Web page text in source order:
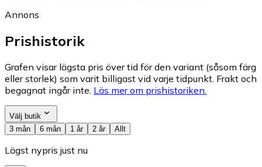
Annons
Prishistorik
Grafen visar lägsta pris över tid för den variant (såsom färg
eller storlek) som varit billigast vid varje tidpunkt. Frakt och
begagnat ingår inte. Läs mer om prishistoriken.
Välj butik
3 mån
6 mån 1 år 2 år Allt
Lägst nypris just nu